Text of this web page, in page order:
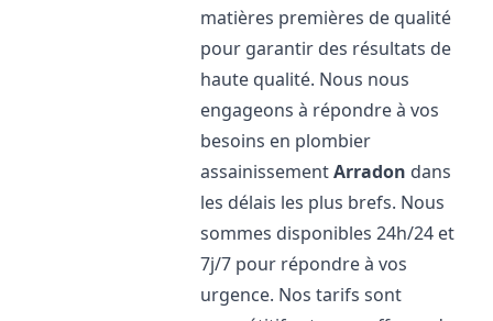
matières premières de qualité
pour garantir des résultats de
haute qualité. Nous nous
engageons à répondre à vos
besoins en plombier
assainissementArradon dans
les délais les plus brefs. Nous
sommes disponibles 24h/24 et
7j/7 pour répondre à vos
urgence. Nos tarifs sont